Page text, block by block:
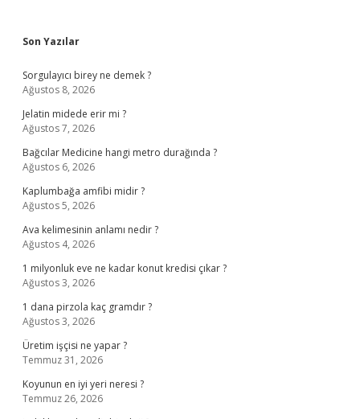
Sidebar
Son Yazılar
Sorgulayıcı birey ne demek ?
Ağustos 8, 2026
Jelatin midede erir mi ?
Ağustos 7, 2026
Bağcılar Medicine hangi metro durağında ?
Ağustos 6, 2026
Kaplumbağa amfibi midir ?
Ağustos 5, 2026
Ava kelimesinin anlamı nedir ?
Ağustos 4, 2026
1 milyonluk eve ne kadar konut kredisi çıkar ?
Ağustos 3, 2026
1 dana pirzola kaç gramdır ?
Ağustos 3, 2026
Üretim işçisi ne yapar ?
Temmuz 31, 2026
Koyunun en iyi yeri neresi ?
Temmuz 26, 2026